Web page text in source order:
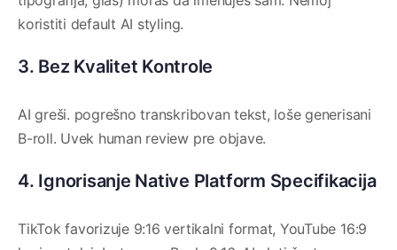
koristiti default AI styling.
3. Bez Kvalitet Kontrole
AI greši. pogrešno transkribovan tekst, loše generisani
B-roll. Uvek human review pre objave.
4. Ignorisanje Native Platform Specifikacija
TikTok favorizuje 9:16 vertikalni format, YouTube 16:9